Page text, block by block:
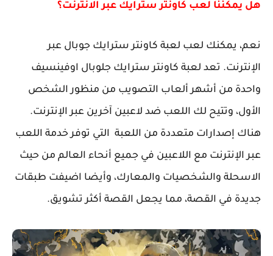
هل يمكننا لعب كاونتر سترايك عبر الانترنت؟
نعم، يمكنك لعب لعبة كاونتر سترايك جوبال عبر
الإنترنت. تعد لعبة كاونتر سترايك جلوبال اوفينسيف
واحدة من أشهر ألعاب التصويب من منظور الشخص
الأول، وتتيح لك اللعب ضد لاعبين آخرين عبر الإنترنت.
هناك إصدارات متعددة من اللعبة التي توفر خدمة اللعب
عبر الإنترنت مع اللاعبين في جميع أنحاء العالم من حيث
الاسحلة والشخصيات والمعارك، وأيضا اضيفت طبقات
جديدة في القصة، مما يجعل القصة أكثر تشويق.